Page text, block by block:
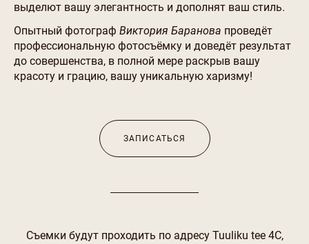
выделют вашу элегантность и дополнят ваш стиль.
Опытный фотограф Виктория Баранова проведёт
профессиональную фотосъёмку и доведёт результат
до совершенства, в полной мере раскрыв вашу
красоту и грацию, вашу уникальную харизму!
ЗАПИСАТЬСЯ
Съемки будут проходить по адресу Tuuliku tee 4С,